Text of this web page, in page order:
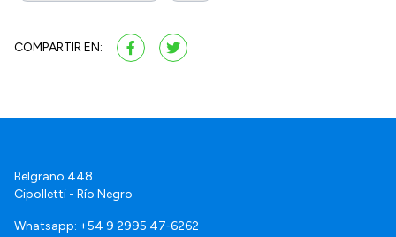
COMPARTIR EN:
Belgrano 448.
Cipolletti - Río Negro
Whatsapp: +54 9 2995 47‑6262